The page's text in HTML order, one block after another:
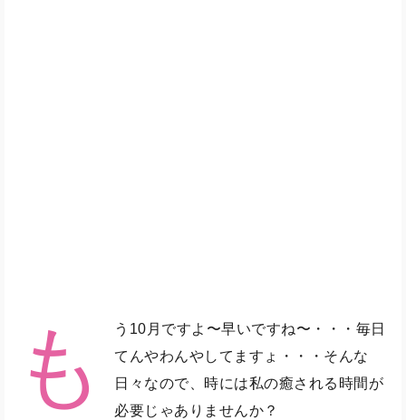
も
う10月ですよ〜早いですね〜・・・毎日
てんやわんやしてますょ・・・そんな
日々なので、時には私の癒される時間が
必要じゃありませんか？